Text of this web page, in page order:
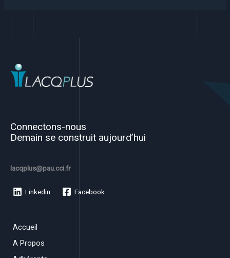
Connectons-nous
Demain se construit aujourd’hui
lacqplus@pau.cci.fr
Linkedin Facebook
Accueil
A Propos